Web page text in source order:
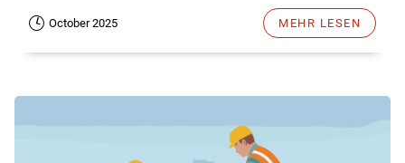
October 2025 MEHR LESEN